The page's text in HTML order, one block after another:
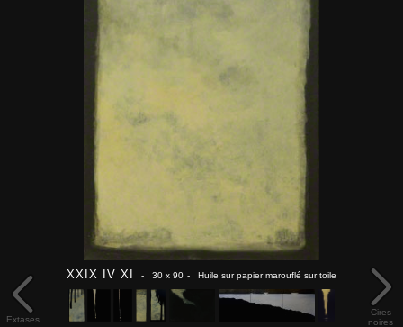
Extases
XXIX IV XI - 30 x 90 - Huile sur papier marouflé sur toile
Cires
noires